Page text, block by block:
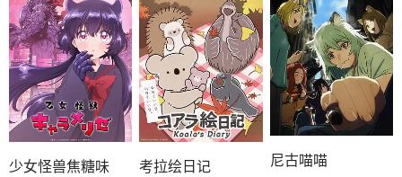
少女怪兽焦糖味 考拉绘日记 尼古喵喵